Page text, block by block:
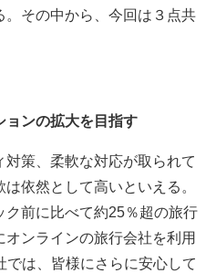
その中から、今回は３点共
ョンの拡大を目指す
策、柔軟な対応が取られて
依然として高いといえる。
前に比べて約25％超の旅行
ンラインの旅行会社を利用
では、皆様にさらに安心して